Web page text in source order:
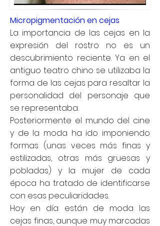
Micropigmentación en cejas
La importancia de las cejas en la
expresión del rostro no es un
descubrimiento reciente. Ya en el
antiguo teatro chino se utilizaba la
forma de las cejas para resaltar la
personalidad del personaje que
se representaba.
Posteriormente el mundo del cine
y de la moda ha ido imponiendo
formas (unas veces más finas y
estilizadas, otras más gruesas y
pobladas) y la mujer de cada
época ha tratado de identificarse
con esas peculiaridades.
Hoy en día están de moda las
cejas finas, aunque muy marcadas